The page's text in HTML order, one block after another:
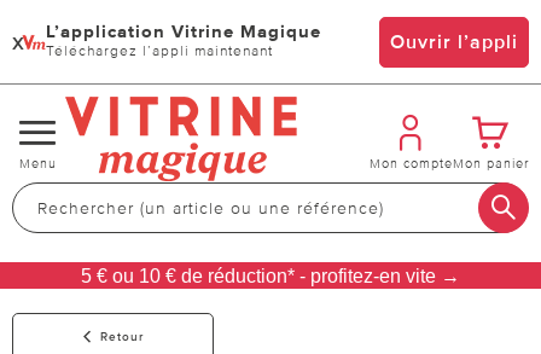
x L’application Vitrine Magique
Téléchargez l’appli maintenant Ouvrir l’appli
Changer
de
navigation
Menu Mon compteMon panier
5 € ou 10 € de réduction* - profitez-en vite →
Retour